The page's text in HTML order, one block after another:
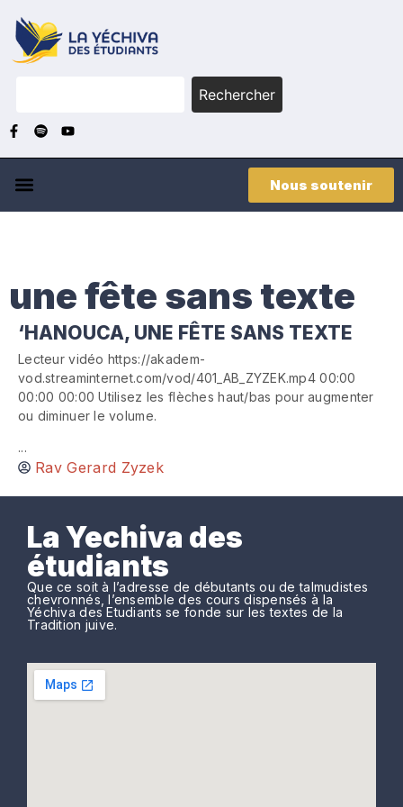
Rechercher
Nous soutenir
une fête sans texte
‘HANOUCA, UNE FÊTE SANS TEXTE
Lecteur vidéo https://akadem-
vod.streaminternet.com/vod/401_AB_ZYZEK.mp4 00:00
00:00 00:00 Utilisez les flèches haut/bas pour augmenter
ou diminuer le volume.
...
Rav Gerard Zyzek
La Yechiva des
étudiants
Que ce soit à l’adresse de débutants ou de talmudistes
chevronnés, l’ensemble des cours dispensés à la
Yéchiva des Etudiants se fonde sur les textes de la
Tradition juive.